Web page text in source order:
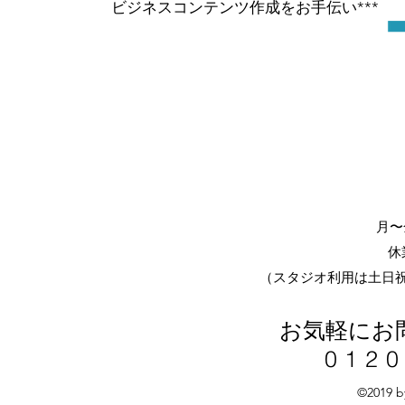
ビジネスコンテンツ作成をお手伝い***
月
休
（スタジオ利用は土
お気軽にお
©2019